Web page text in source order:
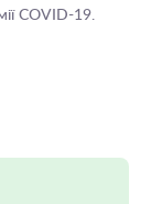
COVID-19.